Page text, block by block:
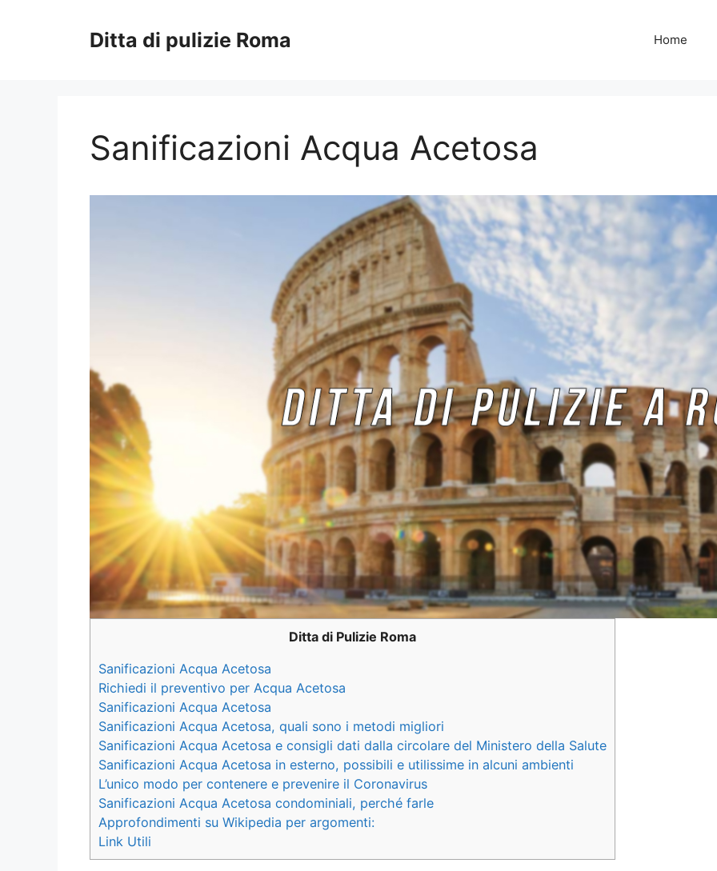
Ditta di pulizie Roma Home
Sanificazioni Acqua Acetosa
Ditta di Pulizie Roma
Sanificazioni Acqua Acetosa
Richiedi il preventivo per Acqua Acetosa
Sanificazioni Acqua Acetosa
Sanificazioni Acqua Acetosa, quali sono i metodi migliori
Sanificazioni Acqua Acetosa e consigli dati dalla circolare del Ministero della Salute
Sanificazioni Acqua Acetosa in esterno, possibili e utilissime in alcuni ambienti
L’unico modo per contenere e prevenire il Coronavirus
Sanificazioni Acqua Acetosa condominiali, perché farle
Approfondimenti su Wikipedia per argomenti:
Link Utili